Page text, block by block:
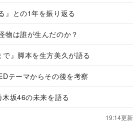
』との1年を振り返る
物は誰が生んだのか？
で』脚本を生方美久が語る
テーマからその後を考察
坂46の未来を語る
19:14更新